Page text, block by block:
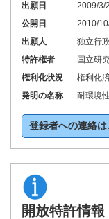
出願日
2009/3/
公開日
2010/
出願人
独立行
特許権者
国立研
権利化状況
権利化
発明の名称
耐環境
登録者への連絡は
開放特許情報